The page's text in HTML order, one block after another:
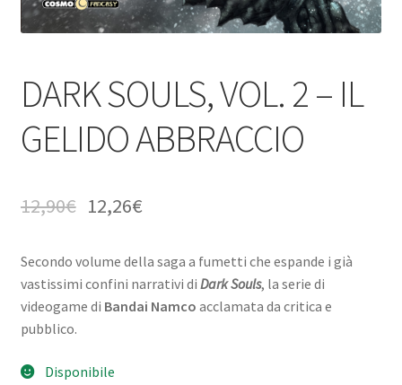
DARK SOULS, VOL. 2 – IL
GELIDO ABBRACCIO
12,90€ 12,26€
Secondo volume della saga a fumetti che espande i già
vastissimi confini narrativi di Dark Souls, la serie di
videogame di Bandai Namco acclamata da critica e
pubblico.
Disponibile